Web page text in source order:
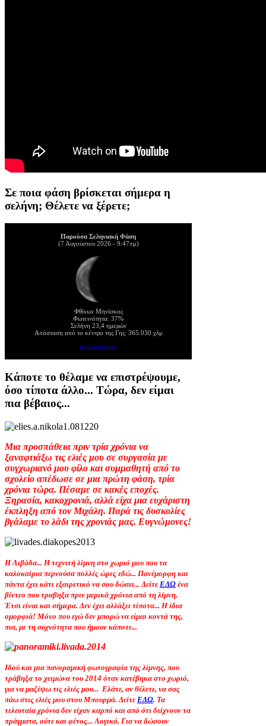
Σε ποια φάση βρίσκεται σήμερα η
σελήνη; Θέλετε να ξέρετε;
Παρούσα Σεληνιακή Φάση
(7 Αυγούστου 2026 - 9:47πμ)
Φθίνων Μηνίσκος
Φωτεινότητα: 37%
Σελήνη 23,4 ημερών
Απόσταση από το κέντρο της Γης: 365.030 χλμ
mykosmos.gr
Κάποτε το θέλαμε να επιστρέψουμε,
όσο τίποτα άλλο... Τώρα, δεν είμαι
πια βέβαιος...
Μια προσπάθεια πριν τρία χρόνια να
ξαναφτιάξω τις ελιές μου σε συργασία με
συγχωριανό μου φίλο και συμμαθητή από το
σχολείο απέδωσε σε μια πρώτη φάση, τρία
χρόνια τώρα. Πέσαμε σε κακές εποχές.
Ξηρασία, κακοχρονιά, αλλά είχα μια ευχάριστη
έκπληξη από τον Μιχάλη. Παρά τις δυσκολίες
βγάλαμε το λάδι της χρονιάς μας. Ευγνώμονες!
Η Λιβάδα... Η τεχνιτή λίμνη στο χωριό μου που τα
καλοκαίρια περνούσα πολλές ώρες εδώ... Πανέμορφη και
πάντα έχει κάτι εξαιρετικό να σου δώσει... Δείτε ΕΔΩ ένα
βίντεο που τραβηξα πριν μερικά χρόνια από τη λίμνη.
Έτσι είναι και σήμερα. Δεν έχει αλλάξει τίποτα... Η ίδια
ομορφιά! Μόνο που εγώ δεν μπορώ να είμαι κοντά της,
πια, με τη συχνότητα που ήμουν κάποτε...
Ιδού και μια πανοραμική φωτογραφία της λίμνης, που
τράβηξα το χειμώνα του 2014 όταν κατέβηκα στο χωριό,
για να μαζέψω τις ελιές μου... Ελάτε, αν θέλετε, να σας
πάω στις ελιές μου στου Μπουρμά. Δείτε ΕΔΩ. Τα
τελευταία χρόνια δεν είχαν καρπό και από ότι δείχνουν τα
πράγματα, ούτε και φέτος... Λογικό. Για να δώσουν